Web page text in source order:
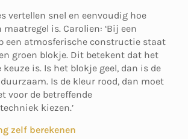
vertellen snel en eenvoudig hoe
is. Carolien: ‘Bij een
een atmosferische constructie staat
groen blokje. Dit betekent dat het
is. Is het blokje geel, dan is de
Is de kleur rood, dan moet
voor de betreffende
kiezen.’
zelf berekenen